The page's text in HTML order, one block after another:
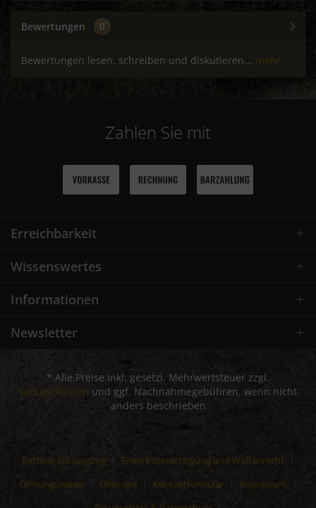
Bewertungen 0
Bewertungen lesen, schreiben und diskutieren... mehr
Zahlen Sie mit
Erreichbarkeit
Wissenswertes
Informationen
Newsletter
* Alle Preise inkl. gesetzl. Mehrwertsteuer zzgl.
Versandkosten und ggf. Nachnahmegebühren, wenn nicht
anders beschrieben
Batterie Entsorgung
Erwerbsberechtigung und Waffenrecht
Öffnungszeiten
Über uns Kontaktformular
Impressum